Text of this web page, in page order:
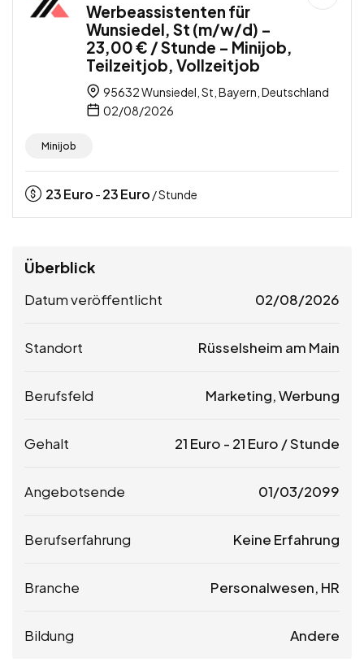
Werbeassistenten für
Wunsiedel, St (m/w/d) –
23,00 € / Stunde – Minijob,
Teilzeitjob, Vollzeitjob
95632 Wunsiedel, St, Bayern, Deutschland
02/08/2026
Minijob
23Euro - 23Euro / Stunde
Überblick
Datum veröffentlicht 02/08/2026
Standort Rüsselsheim am Main
Berufsfeld Marketing, Werbung
Gehalt 21 Euro - 21 Euro / Stunde
Angebotsende 01/03/2099
Berufserfahrung Keine Erfahrung
Branche Personalwesen, HR
Bildung Andere